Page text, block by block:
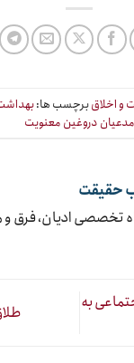
و اخلاقبرچسب ها:
مدعیان دروغین معنویت
حقیقت
تخصصی ادیان، فرق
به